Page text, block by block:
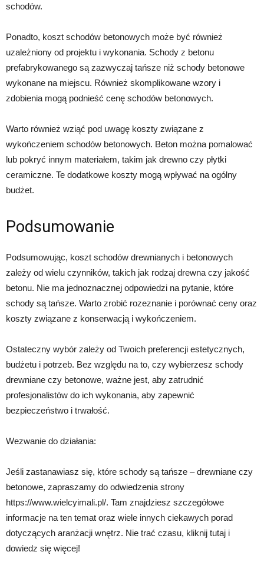
schodów.
Ponadto, koszt schodów betonowych może być również
uzależniony od projektu i wykonania. Schody z betonu
prefabrykowanego są zazwyczaj tańsze niż schody betonowe
wykonane na miejscu. Również skomplikowane wzory i
zdobienia mogą podnieść cenę schodów betonowych.
Warto również wziąć pod uwagę koszty związane z
wykończeniem schodów betonowych. Beton można pomalować
lub pokryć innym materiałem, takim jak drewno czy płytki
ceramiczne. Te dodatkowe koszty mogą wpływać na ogólny
budżet.
Podsumowanie
Podsumowując, koszt schodów drewnianych i betonowych
zależy od wielu czynników, takich jak rodzaj drewna czy jakość
betonu. Nie ma jednoznacznej odpowiedzi na pytanie, które
schody są tańsze. Warto zrobić rozeznanie i porównać ceny oraz
koszty związane z konserwacją i wykończeniem.
Ostateczny wybór zależy od Twoich preferencji estetycznych,
budżetu i potrzeb. Bez względu na to, czy wybierzesz schody
drewniane czy betonowe, ważne jest, aby zatrudnić
profesjonalistów do ich wykonania, aby zapewnić
bezpieczeństwo i trwałość.
Wezwanie do działania:
Jeśli zastanawiasz się, które schody są tańsze – drewniane czy
betonowe, zapraszamy do odwiedzenia strony
https://www.wielcyimali.pl/. Tam znajdziesz szczegółowe
informacje na ten temat oraz wiele innych ciekawych porad
dotyczących aranżacji wnętrz. Nie trać czasu, kliknij tutaj i
dowiedz się więcej!